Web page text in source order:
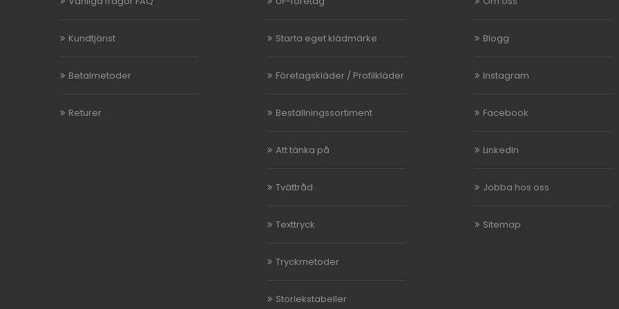
Kundtjänst
Betalmetoder
Returer
Starta eget klädmärke
Företagskläder / Profilkläder
Beställningssortiment
Att tänka på
Tvättråd
Texttryck
Tryckmetoder
Storlekstabeller
Blogg
Instagram
Facebook
LinkedIn
Jobba hos oss
Sitemap